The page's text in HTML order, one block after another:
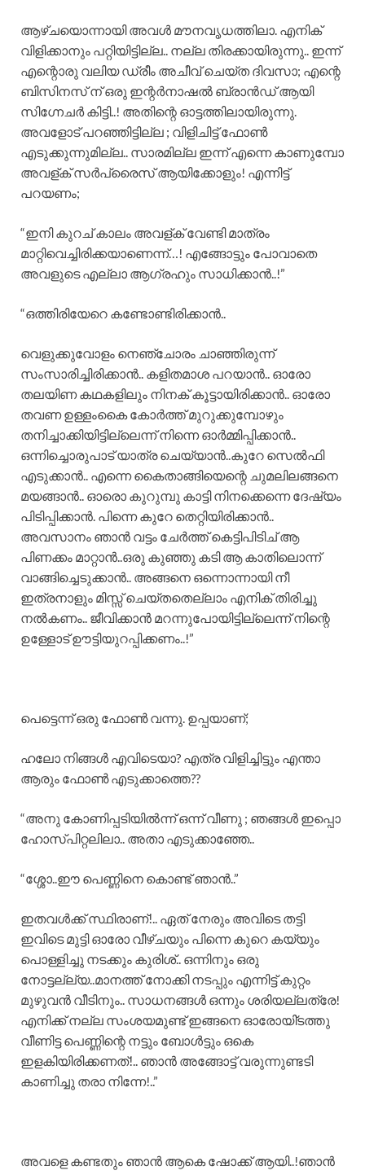
ആഴ്ചയൊന്നായി അവൾ മൗനവൃധത്തിലാ. എനിക്
വിളിക്കാനും പറ്റിയിട്ടില്ല.. നല്ല തിരക്കായിരുന്നു.. ഇന്ന്
എന്റൊരു വലിയ ഡ്രീം അചീവ് ചെയ്ത ദിവസാ; എന്റെ
ബിസിനസ് ന് ഒരു ഇന്റർനാഷൽ ബ്രാൻഡ് ആയി
സിഗ്നേചർ കിട്ടി..! അതിന്റെ ഓട്ടത്തിലായിരുന്നു.
അവളോട് പറഞ്ഞിട്ടില്ല ; വിളിചിട്ട് ഫോൺ
എടുക്കുന്നുമില്ല.. സാരമില്ല ഇന്ന് എന്നെ കാണുമ്പോ
അവള്ക് സർപ്രൈസ് ആയിക്കോളും! എന്നിട്ട്
പറയണം;
“ഇനി കുറച് കാലം അവള്ക് വേണ്ടി മാത്രം
മാറ്റിവെച്ചിരിക്കയാണെന്ന്…! എങ്ങോട്ടും പോവാതെ
അവളുടെ എല്ലാ ആഗ്രഹും സാധിക്കാൻ..!”
“ഒത്തിരിയേറെ കണ്ടോണ്ടിരിക്കാൻ..
വെളുക്കുവോളം നെഞ്ചോരം ചാഞ്ഞിരുന്ന്‌
സംസാരിച്ചിരിക്കാൻ.. കളിതമാശ പറയാൻ.. ഓരോ
തലയിണ കഥകളിലും നിനക് കൂട്ടായിരിക്കാൻ.. ഓരോ
തവണ ഉള്ളംകൈ കോർത്ത് മുറുക്കുമ്പോഴും
തനിച്ചാക്കിയിട്ടില്ലെന്ന് നിന്നെ ഓർമ്മിപ്പിക്കാൻ..
ഒന്നിച്ചൊരുപാട് യാത്ര ചെയ്യാൻ..കുറേ സെൽഫി
എടുക്കാൻ.. എന്നെ കൈതാങ്ങിയെന്റെ ചുമലിലങ്ങനെ
മയങ്ങാൻ.. ഓരൊ കുറുമ്പു കാട്ടി നിനക്കെന്നെ ദേഷ്യം
പിടിപ്പിക്കാൻ. പിന്നെ കുറേ തെറ്റിയിരിക്കാൻ..
അവസാനം ഞാൻ വട്ടം ചേർത്ത് കെട്ടിപിടിച്‌ ആ
പിണക്കം മാറ്റാൻ..ഒരു കുഞ്ഞു കടി ആ കാതിലൊന്ന്
വാങ്ങിച്ചെടുക്കാൻ.. അങ്ങനെ ഒന്നൊന്നായി നീ
ഇത്രനാളും മിസ്സ് ചെയ്തതെല്ലാം എനിക് തിരിച്ചു
നൽകണം.. ജീവിക്കാൻ മറന്നുപോയിട്ടില്ലെന്ന് നിന്റെ
ഉള്ളോട് ഊട്ടിയുറപ്പിക്കണം..!”
പെട്ടെന്ന് ഒരു ഫോൺ വന്നു. ഉപ്പയാണ്;
ഹലോ നിങ്ങൾ എവിടെയാ? എത്ര വിളിച്ചിട്ടും എന്താ
ആരും ഫോൺ എടുക്കാത്തെ??
“അനു കോണിപ്പടിയിൽന്ന് ഒന്ന്‌ വീണു ; ഞങ്ങൾ ഇപ്പൊ
ഹോസ്പിറ്റലിലാ.. അതാ എടുക്കാഞ്ഞേ..
“ശ്ശോ..ഈ പെണ്ണിനെ കൊണ്ട് ഞാൻ..”
ഇതവൾക്ക് സ്ഥിരാണ്!.. ഏത് നേരും അവിടെ തട്ടി
ഇവിടെ മുട്ടി ഓരോ വീഴ്ചയും പിന്നെ കുറെ കയ്യും
പൊള്ളിച്ചു നടക്കും കുരിശ്.. ഒന്നിനും ഒരു
നോട്ടല്ല്യ..മാനത്ത് നോക്കി നടപ്പും എന്നിട്ട് കുറ്റം
മുഴുവൻ വീടിനും.. സാധനങ്ങൾ ഒന്നും ശരിയല്ലത്രേ!
എനിക്ക് നല്ല സംശയമുണ്ട് ഇങ്ങനെ ഓരോയി്ടത്തു
വീണിട്ട പെണ്ണിന്റെ നട്ടും ബോൾട്ടും ഒകെ
ഇളകിയിരിക്കണത്!.. ഞാൻ അങ്ങോട്ട് വരുന്നുണ്ടടി
കാണിച്ചു തരാ നിന്നേ!..”
അവളെ കണ്ടതും ഞാൻ ആകെ ഷോക്ക് ആയി..!ഞാൻ